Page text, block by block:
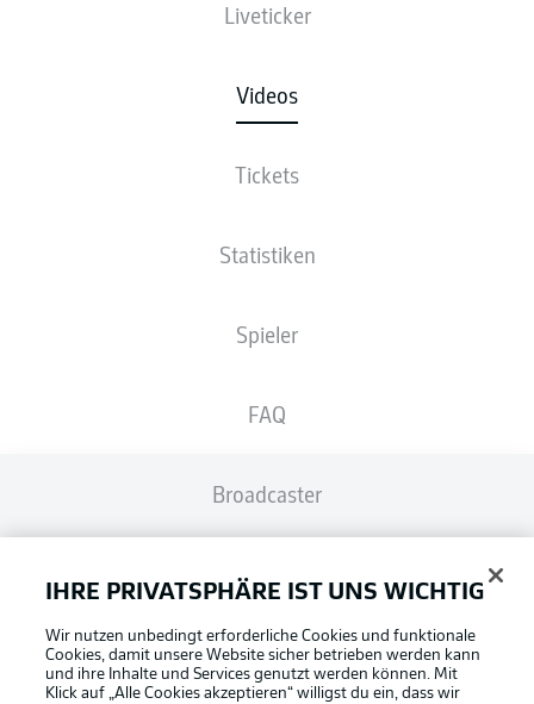
Liveticker
Videos
Tickets
Statistiken
Spieler
FAQ
Broadcaster
Bundesliga App
Fantasy Manager
IHRE PRIVATSPHÄRE IST UNS WICHTIG
Wir nutzen unbedingt erforderliche Cookies und funktionale
Cookies, damit unsere Website sicher betrieben werden kann
und ihre Inhalte und Services genutzt werden können. Mit
Klick auf „Alle Cookies akzeptieren“ willigst du ein, dass wir